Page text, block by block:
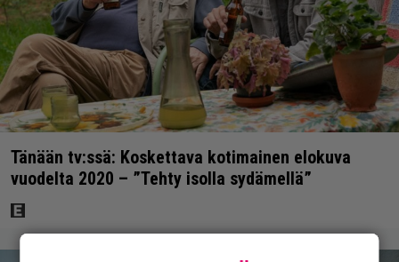
Tänään tv:ssä: Koskettava kotimainen elokuva
vuodelta 2020 – ”Tehty isolla sydämellä”